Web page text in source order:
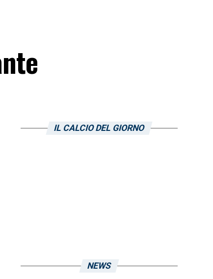
IL CALCIO DEL GIORNO
NEWS